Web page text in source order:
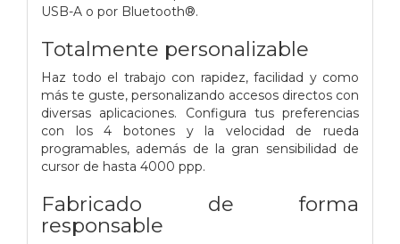
USB-A o por Bluetooth®.
Totalmente personalizable
Haz todo el trabajo con rapidez, facilidad y como
más te guste, personalizando accesos directos con
diversas aplicaciones. Configura tus preferencias
con los 4 botones y la velocidad de rueda
programables, además de la gran sensibilidad de
cursor de hasta 4000 ppp.
Fabricado de forma
responsable